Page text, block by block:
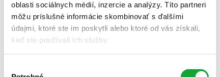
oblasti sociálnych médií, inzercie a analýzy. Títo partneri
môžu príslušné informácie skombinovať s ďalšími
údajmi, ktoré ste im poskytli alebo ktoré od vás získali,
keď ste používali ich služby.